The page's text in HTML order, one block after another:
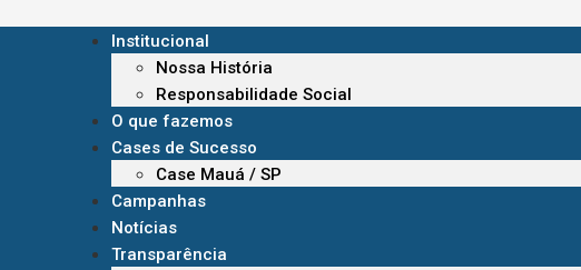
Institucional
Nossa História
Responsabilidade Social
O que fazemos
Cases de Sucesso
Case Mauá / SP
Campanhas
Notícias
Transparência